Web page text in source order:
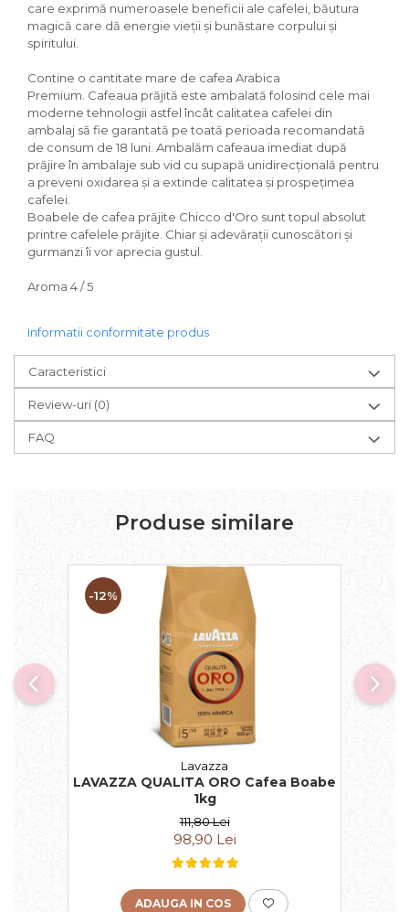
care exprimă numeroasele beneficii ale cafelei, băutura
magică care dă energie vieții și bunăstare corpului și
spiritului.
Contine o cantitate mare de cafea Arabica
Premium. Cafeaua prăjită este ambalată folosind cele mai
moderne tehnologii astfel încât calitatea cafelei din
ambalaj să fie garantată pe toată perioada recomandată
de consum de 18 luni. Ambalăm cafeaua imediat după
prăjire în ambalaje sub vid cu supapă unidirecțională pentru
a preveni oxidarea și a extinde calitatea și prospețimea
cafelei.
Boabele de cafea prăjite Chicco d'Oro sunt topul absolut
printre cafelele prăjite. Chiar și adevărații cunoscători și
gurmanzi îi vor aprecia gustul.
Aroma 4 / 5
Informatii conformitate produs
Caracteristici
Review-uri (0)
FAQ
Produse similare
-12%
Lavazza
LAVAZZA QUALITA ORO Cafea Boabe
1kg
111,80 Lei
98,90 Lei
ADAUGA IN COS